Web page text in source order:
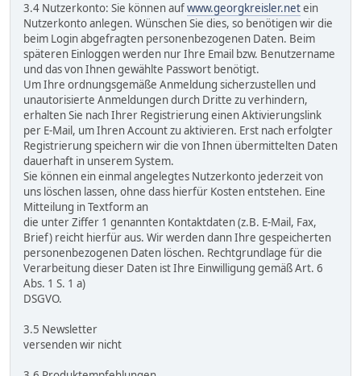
3.4 Nutzerkonto: Sie können aufwww.georgkreisler.netein
Nutzerkonto anlegen. Wünschen Sie dies, so benötigen wir die
beim Login abgefragten personenbezogenen Daten. Beim
späteren Einloggen werden nur Ihre Email bzw. Benutzername
und das von Ihnen gewählte Passwort benötigt.
Um Ihre ordnungsgemäße Anmeldung sicherzustellen und
unautorisierte Anmeldungen durch Dritte zu verhindern,
erhalten Sie nach Ihrer Registrierung einen Aktivierungslink
per E-Mail, um Ihren Account zu aktivieren. Erst nach erfolgter
Registrierung speichern wir die von Ihnen übermittelten Daten
dauerhaft in unserem System.
Sie können ein einmal angelegtes Nutzerkonto jederzeit von
uns löschen lassen, ohne dass hierfür Kosten entstehen. Eine
Mitteilung in Textform an
die unter Ziffer 1 genannten Kontaktdaten (z.B. E-Mail, Fax,
Brief) reicht hierfür aus. Wir werden dann Ihre gespeicherten
personenbezogenen Daten löschen. Rechtgrundlage für die
Verarbeitung dieser Daten ist Ihre Einwilligung gemäß Art. 6
Abs. 1 S. 1 a)
DSGVO.
3.5 Newsletter
versenden wir nicht